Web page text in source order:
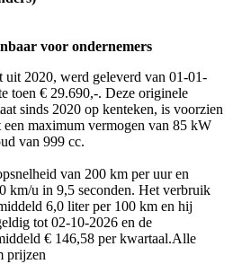
voor ondernemers
2020, werd geleverd van 01-01-
toen € 29.690,-. Deze originele
sinds 2020 op kenteken, is voorzien
een maximum vermogen van 85 kW
van 999 cc.
van 200 km per uur en
km/u in 9,5 seconden. Het verbruik
6,0 liter per 100 km en hij
tot 02-10-2026 en de
€ 146,58 per kwartaal.Alle
prijzen